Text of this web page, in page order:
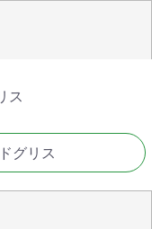
ス
グリス